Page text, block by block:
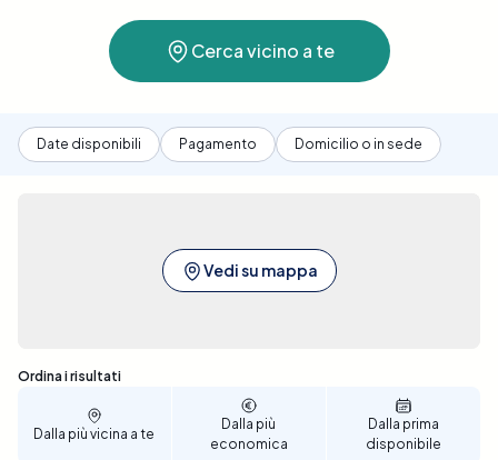
comporta l'uso di radiazioni e non richiede
preparazioni particolari, rendendola una scelta
eccellente per il monitoraggio regolare della salute
di prenotare facilmente un'Ecografia Mammaria
Bilaterale presso le migliori cliniche convenzionate.
decisione ben informata. Ci impegniamo a facilitare
la ricerca e la prenotazione di queste importanti
passaggi, puoi scegliere la data e l'ora che meglio si
adattano alle tue necessità, rendendo la
prenotazione semplice e veloce. Prenota ora
un'Ecografia Mammaria Bilaterale a Grezzago con
Cerca vicino a te
Date disponibili Pagamento Domicilio o in sede
Vedi su mappa
Sono stati trovati 101 risultati
Ordina i risultati
Dalla più vicina a te
Dalla più
economica
Dalla prima
disponibile